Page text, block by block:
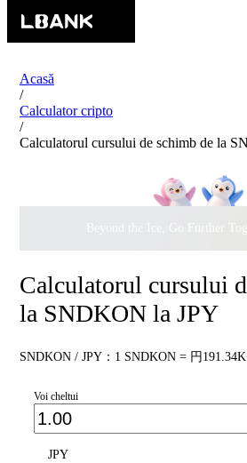
Acasă
/
Calculator cripto
/
Calculatorul cursului de schimb de la
Beyond the Ice, Go Further
Calculatorul cursului
la SNDKON la JPY
SNDKON / JPY：1 SNDKON = 円191.34K
Voi cheltui
JPY